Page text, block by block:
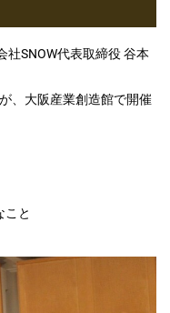
SNOW代表取締役 谷本
、大阪産業創造館で開催
こと